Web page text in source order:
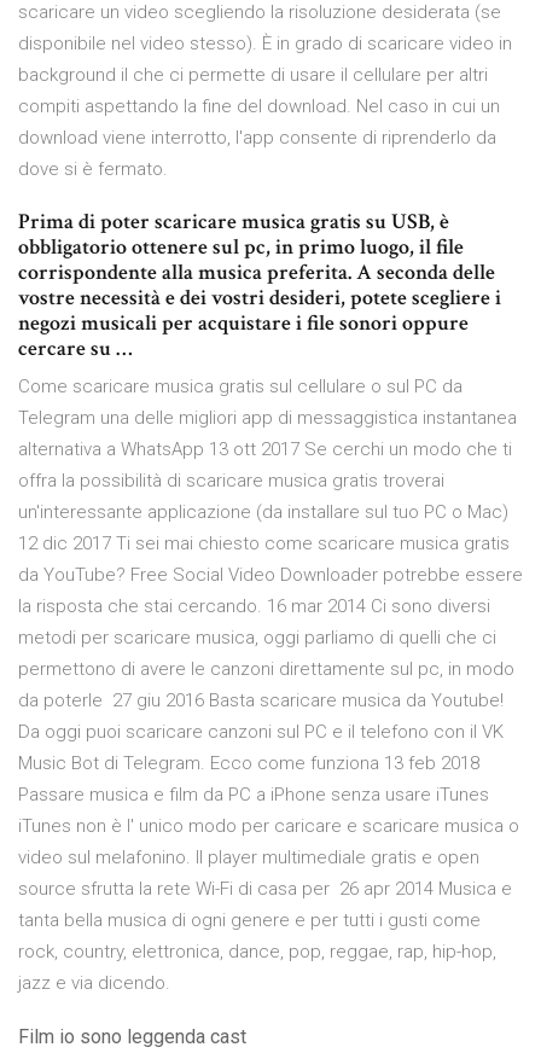
scaricare un video scegliendo la risoluzione desiderata (se
disponibile nel video stesso). È in grado di scaricare video in
background il che ci permette di usare il cellulare per altri
compiti aspettando la fine del download. Nel caso in cui un
download viene interrotto, l'app consente di riprenderlo da
dove si è fermato.
Prima di poter scaricare musica gratis su USB, è
obbligatorio ottenere sul pc, in primo luogo, il file
corrispondente alla musica preferita. A seconda delle
vostre necessità e dei vostri desideri, potete scegliere i
negozi musicali per acquistare i file sonori oppure
cercare su …
Come scaricare musica gratis sul cellulare o sul PC da
Telegram una delle migliori app di messaggistica instantanea
alternativa a WhatsApp 13 ott 2017 Se cerchi un modo che ti
offra la possibilità di scaricare musica gratis troverai
un'interessante applicazione (da installare sul tuo PC o Mac)
12 dic 2017 Ti sei mai chiesto come scaricare musica gratis
da YouTube? Free Social Video Downloader potrebbe essere
la risposta che stai cercando. 16 mar 2014 Ci sono diversi
metodi per scaricare musica, oggi parliamo di quelli che ci
permettono di avere le canzoni direttamente sul pc, in modo
da poterle 27 giu 2016 Basta scaricare musica da Youtube!
Da oggi puoi scaricare canzoni sul PC e il telefono con il VK
Music Bot di Telegram. Ecco come funziona 13 feb 2018
Passare musica e film da PC a iPhone senza usare iTunes
iTunes non è l' unico modo per caricare e scaricare musica o
video sul melafonino. Il player multimediale gratis e open
source sfrutta la rete Wi-Fi di casa per 26 apr 2014 Musica e
tanta bella musica di ogni genere e per tutti i gusti come
rock, country, elettronica, dance, pop, reggae, rap, hip-hop,
jazz e via dicendo.
Film io sono leggenda cast